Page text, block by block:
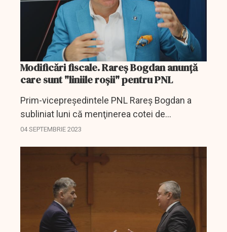
Modificări fiscale. Rareş Bogdan anunţă
care sunt "liniile roşii" pentru PNL
Prim-vicepreşedintele PNL Rareş Bogdan a
subliniat luni că menţinerea cotei de
impozitare pe dividende la 8% şi păstrarea
microîntreprinderi reprezintă "linii...
04 SEPTEMBRIE 2023